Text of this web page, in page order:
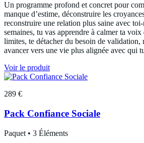
Un programme profond et concret pour
manque d’estime, déconstruire les
reconstruire une relation plus saine avec
semaines, tu vas apprendre à calmer ta
limites, te détacher du besoin de validation,
avancer vers une vie plus alignée avec qui
Voir le produit
289 €
Pack Confiance Sociale
Paquet • 3 Éléments